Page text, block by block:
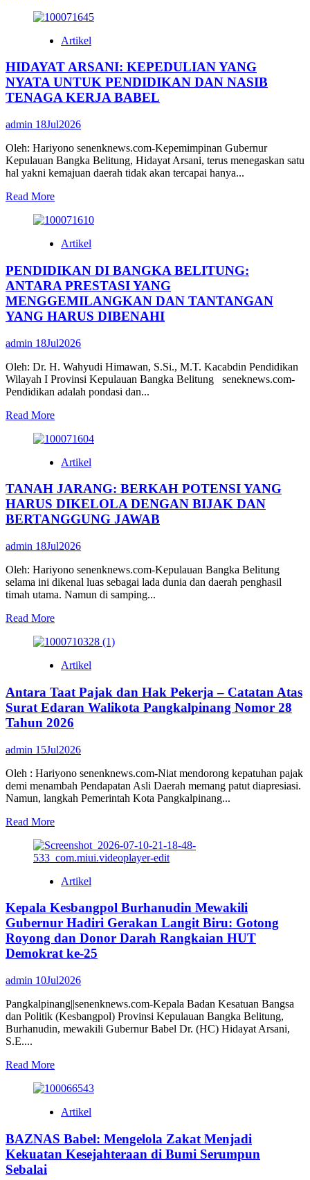
about
TANPA
RT
DAN
RW
PANGKALPINANG,
TERDEPAN
PELAYANAN
24
JAM
Artikel
HIDAYAT ARSANI: KEPEDULIAN YANG
NYATA UNTUK PENDIDIKAN DAN NASIB
TENAGA KERJA BABEL
admin 18Jul2026
Oleh: Hariyono senenknews.com-Kepemimpinan Gubernur
Kepulauan Bangka Belitung, Hidayat Arsani, terus menegaskan satu
hal yakni kemajuan daerah tidak akan tercapai hanya...
Read MoreRead
about
ARSANI:
YANG
NYATA
UNTUK
PENDIDIKAN
DAN
TENAGA
BABEL
Artikel
PENDIDIKAN DI BANGKA BELITUNG:
ANTARA PRESTASI YANG
MENGGEMILANGKAN DAN TANTANGAN
YANG HARUS DIBENAHI
admin 18Jul2026
Oleh: Dr. H. Wahyudi Himawan, S.Si., M.T. Kacabdin Pendidikan
Wilayah I Provinsi Kepulauan Bangka Belitung seneknews.com-
Pendidikan adalah pondasi dan...
Read MoreRead
about
DI
BELITUNG:
ANTARA
PRESTASI
YANG
DAN
TANTANGAN
YANG
HARUS
DIBENAHI
Artikel
TANAH JARANG: BERKAH POTENSI YANG
HARUS DIKELOLA DENGAN BIJAK DAN
BERTANGGUNG JAWAB
admin 18Jul2026
Oleh: Hariyono senenknews.com-Kepulauan Bangka Belitung
selama ini dikenal luas sebagai lada dunia dan daerah penghasil
timah utama. Namun di samping...
Read MoreRead
about
JARANG:
POTENSI
YANG
HARUS
DIKELOLA
BIJAK
BERTANGGUNG
JAWAB
Artikel
Antara Taat Pajak dan Hak Pekerja – Catatan Atas
Surat Edaran Walikota Pangkalpinang Nomor 28
Tahun 2026
admin 15Jul2026
Oleh : Hariyono senenknews.com-Niat mendorong kepatuhan pajak
demi menambah Pendapatan Asli Daerah memang patut diapresiasi.
Namun, langkah Pemerintah Kota Pangkalpinang...
Read MoreRead
about
Antara
Pajak
Hak
Pekerja
–
Catatan
Atas
Edaran
Pangkalpinang
Nomor
28
Artikel
Kepala Kesbangpol Burhanudin Mewakili
Gubernur Hadiri Gerakan Langit Biru: Gotong
Royong dan Donor Darah Rangkaian HUT
Demokrat ke-25
admin 10Jul2026
Pangkalpinang||senenknews.com-Kepala Badan Kesatuan Bangsa
dan Politik (Kesbangpol) Provinsi Kepulauan Bangka Belitung,
Burhanudin, mewakili Gubernur Babel Dr. (HC) Hidayat Arsani,
S.E....
Read MoreRead
about
Kesbangpol
Mewakili
Gubernur
Hadiri
Artikel
BAZNAS Babel: Mengelola Zakat Menjadi
Kekuatan Kesejahteraan di Bumi Serumpun
Sebalai